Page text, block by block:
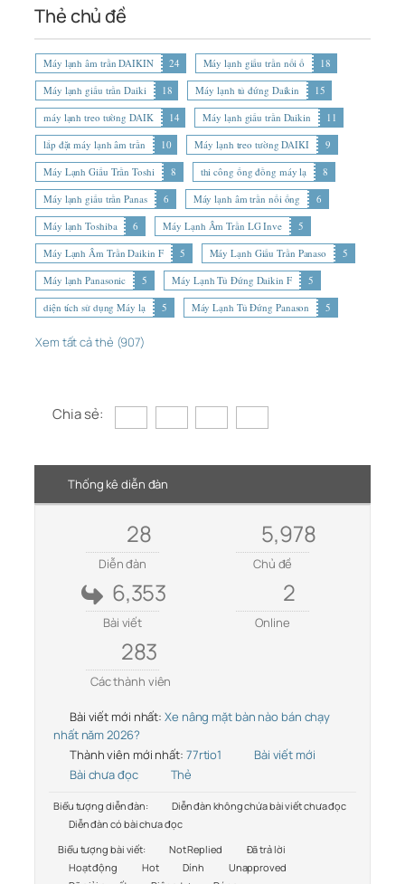
Thẻ chủ đề
Máy lạnh âm trần DAIKIN 24 Máy lạnh giấu trần nối ố
18
Máy lạnh giấu trần Daiki
18 Máy lạnh tủ đứng Daikin
15
máy lạnh treo tường DAIK
14 Máy lạnh giấu trần Daikin
11
lắp đặt máy lạnh âm trần
10 Máy lạnh treo tường DAIKI
9
Máy Lạnh Giấu Trần Toshi
8 thi công ống đồng máy lạ
8
Máy lạnh giấu trần Panas
6 Máy lạnh âm trần nối ống
6
Máy lạnh Toshiba
6 Máy Lạnh Âm Trần LG Inve
5
Máy Lạnh Âm Trần Daikin F
5 Máy Lạnh Giấu Trần Panaso
5
Máy lạnh Panasonic
5 Máy Lạnh Tủ Đứng Daikin F
5
diện tích sử dụng Máy lạ
5 Máy Lạnh Tủ Đứng Panason 5
Xem tất cả thẻ (907)
Chia sẻ:
Thống kê diễn đàn
28
Diễn đàn
5,978
Chủ đề
6,353
Bài viết
2
Online
283
Các thành viên
Bài viết mới nhất: Xe nâng mặt bàn nào bán chạy
nhất năm 2026?
Thành viên mới nhất: 77rtio1
Bài viết mới
Bài chưa đọc
Thẻ
Biểu tượng diễn đàn:
Diễn đàn không chứa bài viết chưa đọc
Diễn đàn có bài chưa đọc
Biểu tượng bài viết:
Not Replied
Đã trả lời
Hoạt động
Hot Dính
Unapproved